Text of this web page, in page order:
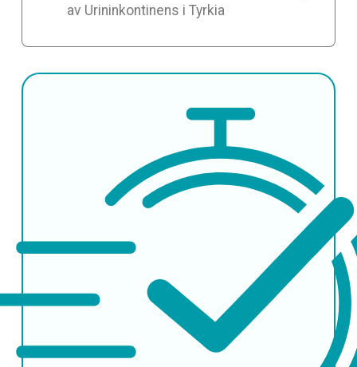
av Urininkontinens i Tyrkia